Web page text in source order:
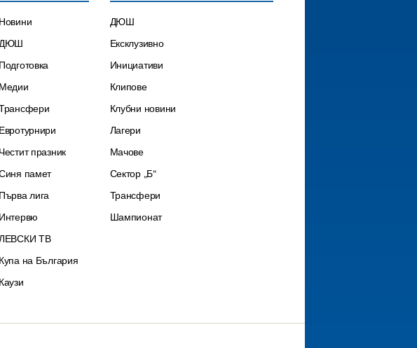
Новини
Подготовка
Медии
Евротурнири
Честит празник
памет
Първа лига
Интервю
ТВ
Купа на България
Каузи
ДЮШ
Ексклузивно
Инициативи
Клипове
Клубни новини
Лагери
Мачове
Сектор „Б“
Трансфери
Шампионат